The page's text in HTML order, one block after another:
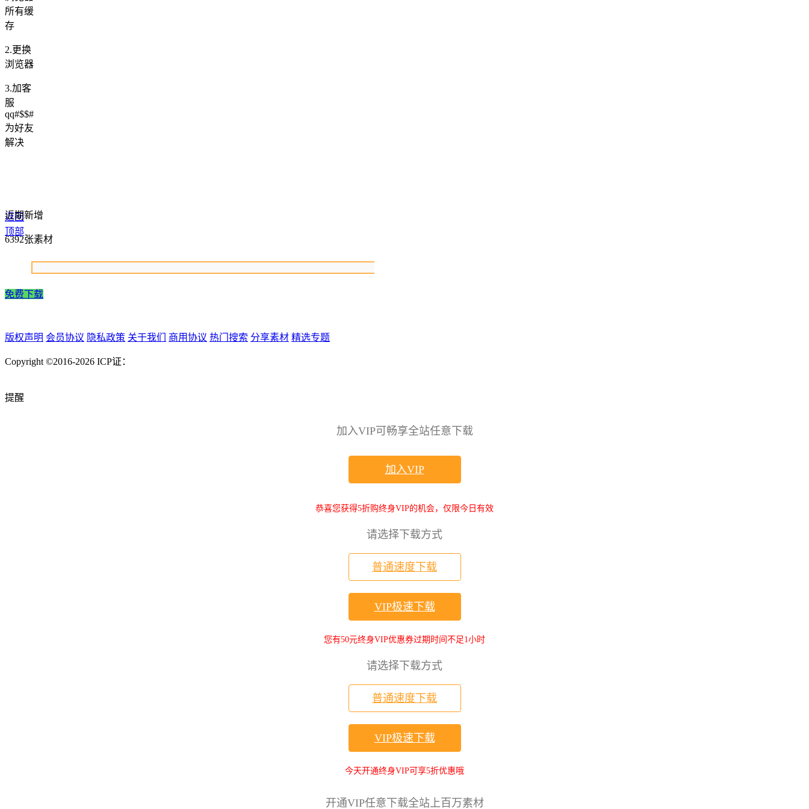
所有缓
存
2.更换
浏览器
3.加客
服
qq#$$#
为好友
解决
返回
顶部
近期新增
6392张素材
免费下载
版权声明 会员协议 隐私政策 关于我们 商用协议 热门搜索 分享素材 精选专题
Copyright ©2016-2026 ICP证：
提醒
加入VIP可畅享全站任意下载
加入VIP
恭喜您获得5折购终身VIP的机会，仅限今日有效
请选择下载方式
普通速度下载
VIP极速下载
您有50元终身VIP优惠券过期时间不足1小时
请选择下载方式
普通速度下载
VIP极速下载
今天开通终身VIP可享5折优惠哦
开通VIP任意下载全站上百万素材